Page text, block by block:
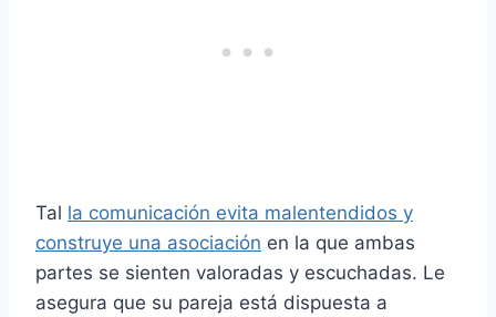
Tal la comunicación evita malentendidos y
construye una asociación en la que ambas
partes se sienten valoradas y escuchadas. Le
asegura que su pareja está dispuesta a